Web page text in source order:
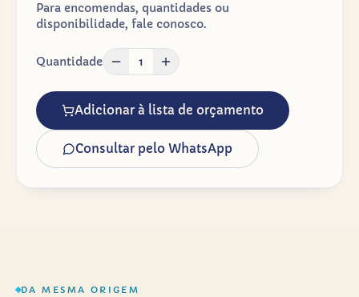
Para encomendas, quantidades ou
disponibilidade, fale conosco.
Quantidade 1
Adicionar à lista de orçamento
Consultar pelo WhatsApp
DA MESMA ORIGEM